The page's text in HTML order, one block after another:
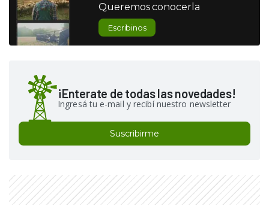
Queremos conocerla
Escribinos
¡Enterate de todas las novedades!
Ingresá tu e-mail y recibí nuestro newsletter
Suscribirme